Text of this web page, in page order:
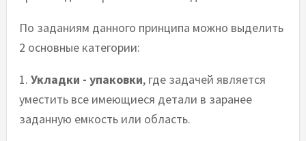
По заданиям данного принципа можно выделить
2 основные категории:
1. Укладки - упаковки, где задачей является
уместить все имеющиеся детали в заранее
заданную емкость или область.